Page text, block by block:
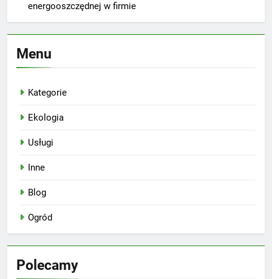
energooszczędnej w firmie
Menu
Kategorie
Ekologia
Usługi
Inne
Blog
Ogród
Polecamy